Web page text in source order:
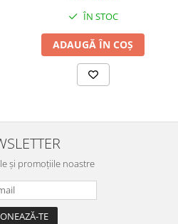
ÎN STOC
ADAUGĂ ÎN COȘ
și promoțiile noastre